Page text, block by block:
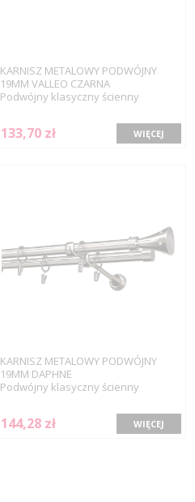
KARNISZ METALOWY PODWÓJNY
19MM VALLEO CZARNA
Podwójny klasyczny ścienny
133,70 zł WIĘCEJ
KARNISZ METALOWY PODWÓJNY
19MM DAPHNE
Podwójny klasyczny ścienny
144,28 zł WIĘCEJ